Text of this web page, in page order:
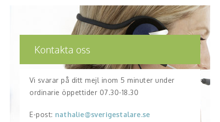
Kontakta oss
Vi svarar på ditt mejl inom 5 minuter under
ordinarie öppettider 07.30-18.30
E-post: nathalie@sverigestalare.se